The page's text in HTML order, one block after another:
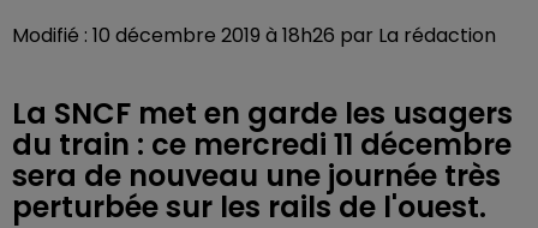
Modifié : 10 décembre 2019 à 18h26 par La rédaction
La SNCF met en garde les usagers
du train : ce mercredi 11 décembre
sera de nouveau une journée très
perturbée sur les rails de l'ouest.